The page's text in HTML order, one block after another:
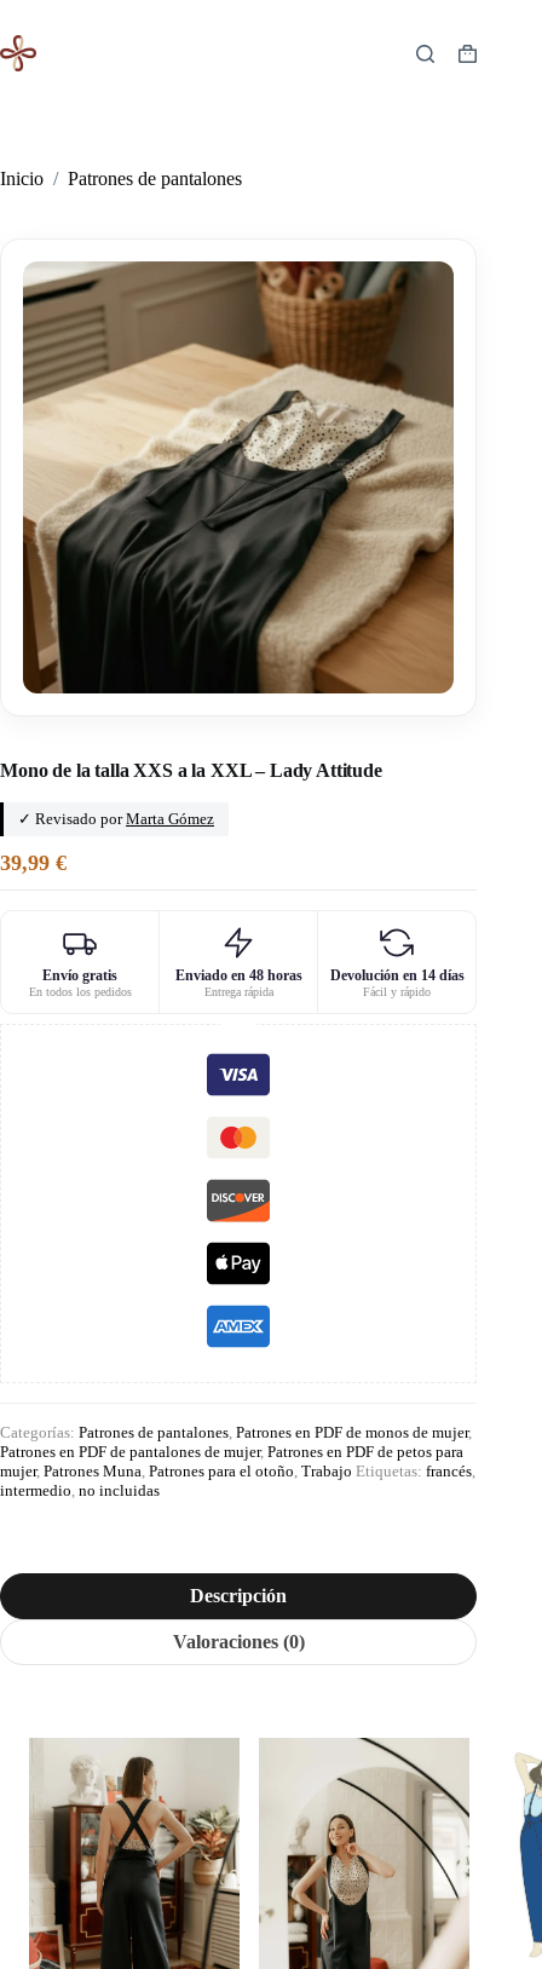
contenido
Carro
Inicio / Patrones de pantalones
Mono de la talla XXS a la XXL – Lady Attitude
✓ Revisado porMarta Gómez
39,99 €
Envío gratis
En todos los pedidos
Enviado en 48 horas
Entrega rápida
Devolución en 14 días
Fácil y rápido
Categorías: Patrones de pantalones Patrones en PDF de monos de mujer,
Patrones en PDF de pantalones de mujer, Patrones en PDF de petos para
mujer, Patrones Muna Patrones para el otoño Trabajo Etiquetas: francés
intermedio no incluidas
Descripción
Valoraciones (0)